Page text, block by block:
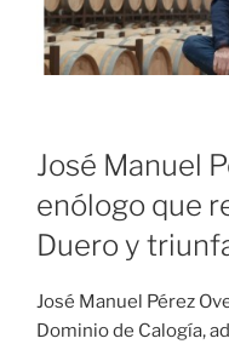
José Manuel
enólogo que
Duero y
José Manuel Pérez
Dominio de Calogía,